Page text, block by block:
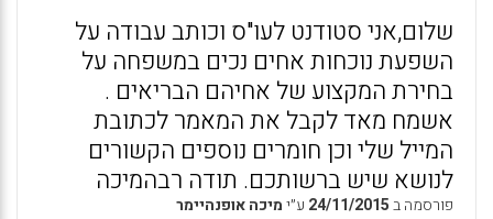
שלום,אני סטודנט לעו"ס וכותב עבודה על
השפעת נוכחות אחים נכים במשפחה על
בחירת המקצוע של אחיהם הבריאים .
אשמח מאד לקבל את המאמר לכתובת
המייל שלי וכן חומרים נוספים הקשורים
לנושא שיש ברשותכם. תודה רבהמיכה
פורסמה ב24/11/2015 ע״ימיכה אופנהיימר